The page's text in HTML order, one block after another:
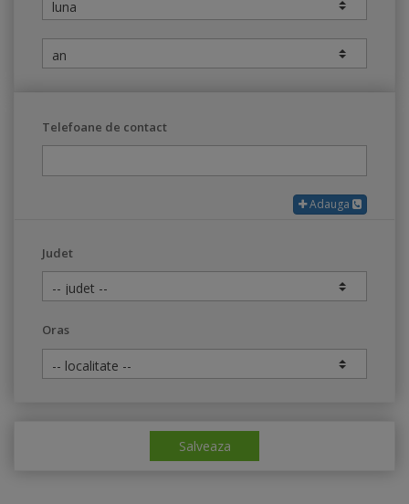
Telefoane de contact
Adauga
Judet
Oras
Salveaza